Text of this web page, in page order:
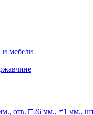
и мебели